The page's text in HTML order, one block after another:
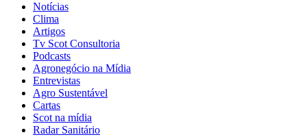
Notícias
Clima
Artigos
Tv Scot Consultoria
Podcasts
Agronegócio na Mídia
Entrevistas
Agro Sustentável
Cartas
Scot na mídia
Radar Sanitário